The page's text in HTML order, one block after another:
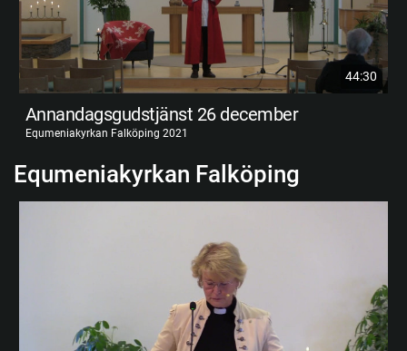
44:30
Annandagsgudstjänst 26 december
Equmeniakyrkan Falköping 2021
Equmeniakyrkan Falköping